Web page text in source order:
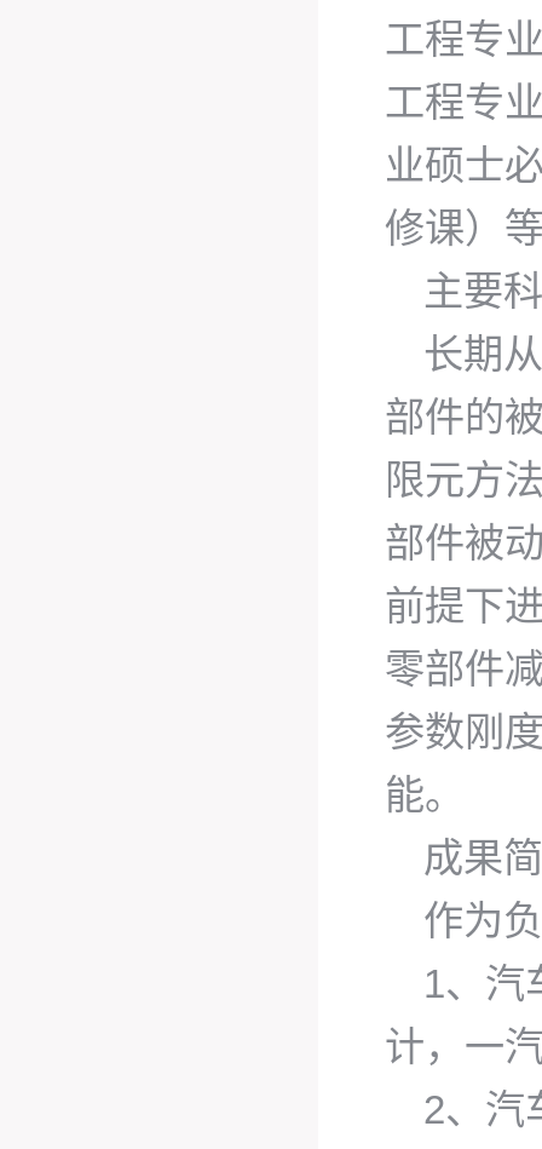
工程专
工程专
业硕士
修课）
主要
长期
部件的
限元方
部件被
前提下
零部件
参数刚
能。
成果
作为
1、汽
计，一
2、汽